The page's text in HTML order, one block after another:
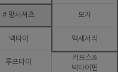
# 망사셔츠 모자
넥타이 액세서리
루프타이
커프스&
넥타이핀